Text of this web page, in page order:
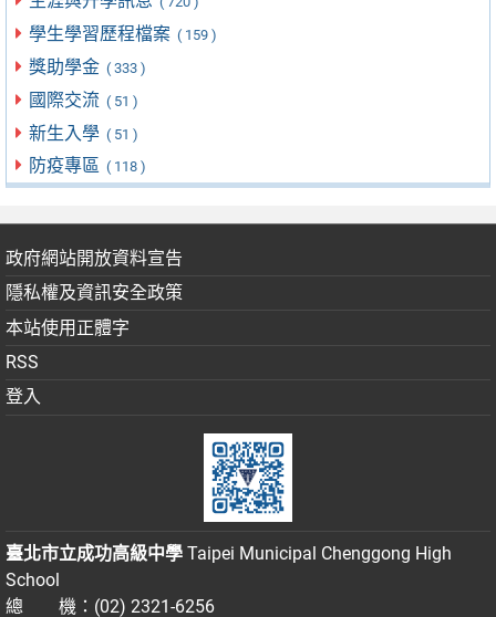
學生學習歷程檔案 ( 159 )
獎助學金 ( 333 )
國際交流 ( 51 )
新生入學 ( 51 )
防疫專區 ( 118 )
政府網站開放資料宣告
隱私權及資訊安全政策
本站使用正體字
RSS
登入
臺北市立成功高級中學 Taipei Municipal Chenggong High
School
總 機：(02) 2321-6256